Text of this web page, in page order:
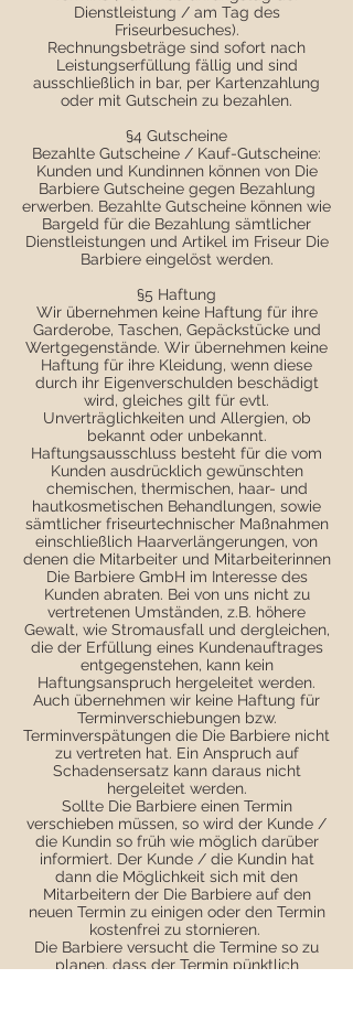
Dienstleistung / am Tag des
Friseurbesuches).
Rechnungsbeträge sind sofort nach
Leistungserfüllung fällig und sind
ausschließlich in bar, per Kartenzahlung
oder mit Gutschein zu bezahlen.
§4 Gutscheine
Bezahlte Gutscheine / Kauf-Gutscheine:
Kunden und Kundinnen können von Die
Barbiere Gutscheine gegen Bezahlung
erwerben. Bezahlte Gutscheine können wie
Bargeld für die Bezahlung sämtlicher
Dienstleistungen und Artikel im Friseur Die
Barbiere eingelöst werden.
§5 Haftung
Wir übernehmen keine Haftung für ihre
Garderobe, Taschen, Gepäckstücke und
Wertgegenstände. Wir übernehmen keine
Haftung für ihre Kleidung, wenn diese
durch ihr Eigenverschulden beschädigt
wird, gleiches gilt für evtl.
Unverträglichkeiten und Allergien, ob
bekannt oder unbekannt.
Haftungsausschluss besteht für die vom
Kunden ausdrücklich gewünschten
chemischen, thermischen, haar- und
hautkosmetischen Behandlungen, sowie
sämtlicher friseurtechnischer Maßnahmen
einschließlich Haarverlängerungen, von
denen die Mitarbeiter und Mitarbeiterinnen
Die Barbiere GmbH im Interesse des
Kunden abraten. Bei von uns nicht zu
vertretenen Umständen, z.B. höhere
Gewalt, wie Stromausfall und dergleichen,
die der Erfüllung eines Kundenauftrages
entgegenstehen, kann kein
Haftungsanspruch hergeleitet werden.
Auch übernehmen wir keine Haftung für
Terminverschiebungen bzw.
Terminverspätungen die Die Barbiere nicht
zu vertreten hat. Ein Anspruch auf
Schadensersatz kann daraus nicht
hergeleitet werden.
Sollte Die Barbiere einen Termin
verschieben müssen, so wird der Kunde /
die Kundin so früh wie möglich darüber
informiert. Der Kunde / die Kundin hat
dann die Möglichkeit sich mit den
Mitarbeitern der Die Barbiere auf den
neuen Termin zu einigen oder den Termin
kostenfrei zu stornieren.
Die Barbiere versucht die Termine so zu
planen, dass der Termin pünktlich